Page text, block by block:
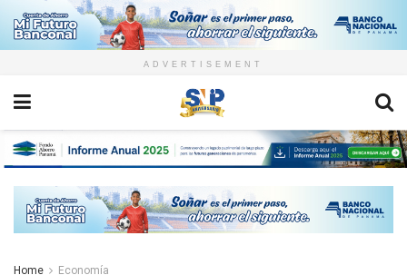
ADVERTISEMENT
Home Economía